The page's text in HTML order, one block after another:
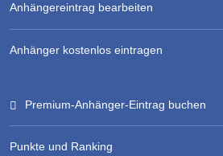
Anhängereintrag bearbeiten
Anhänger kostenlos eintragen
Premium-Anhänger-Eintrag buchen
Punkte und Ranking